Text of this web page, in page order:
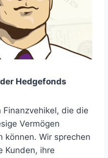
Hedgefonds
die die
Vermögen
können. Wir sprechen
Kunden, ihre